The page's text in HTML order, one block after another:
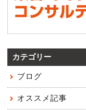
カテゴリー
ブログ
オススメ記事